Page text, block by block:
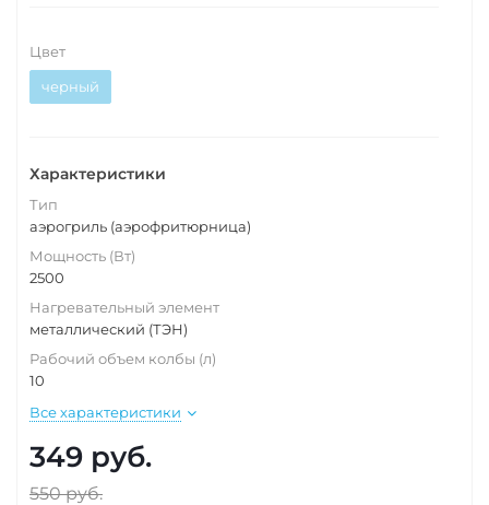
Цвет
черный
Характеристики
Тип
аэрогриль (аэрофритюрница)
Мощность (Вт)
2500
Нагревательный элемент
металлический (ТЭН)
Рабочий объем колбы (л)
10
Все характеристики
349 руб.
550руб.